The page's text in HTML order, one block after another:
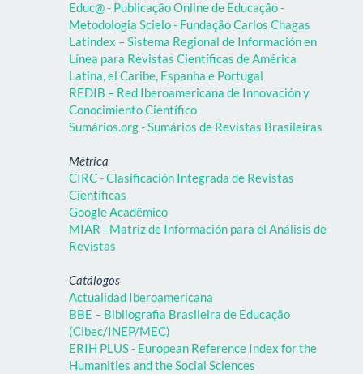
Educ@ - Publicação Online de Educação -
Metodologia Scielo - Fundação Carlos Chagas
Latindex – Sistema Regional de Información en
Línea para Revistas Científicas de América
Latina, el Caribe, Espanha e Portugal
REDIB – Red Iberoamericana de Innovación y
Conocimiento Científico
Sumários.org - Sumários de Revistas Brasileiras
Métrica
CIRC - Clasificación Integrada de Revistas
Científicas
Google Acadêmico
MIAR - Matriz de Información para el Análisis de
Revistas
Catálogos
Actualidad Iberoamericana
BBE – Bibliografia Brasileira de Educação
(Cibec/INEP/MEC)
ERIH PLUS - European Reference Index for the
Humanities and the Social Sciences